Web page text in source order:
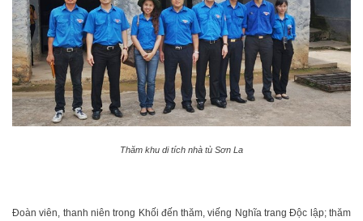
Thăm khu di tích nhà tù Sơn La
Đoàn viên, thanh niên trong Khối đến thăm, viếng Nghĩa trang Độc lập; thăm